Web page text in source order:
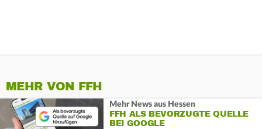
MEHR VON FFH
Mehr News aus Hessen
FFH ALS BEVORZUGTE QUELLE
BEI GOOGLE